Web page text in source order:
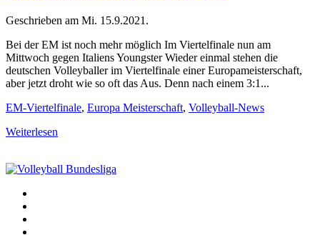
Geschrieben am Mi. 15.9.2021 .
Bei der EM ist noch mehr möglich Im Viertelfinale nun am
Mittwoch gegen Italiens Youngster Wieder einmal stehen die
deutschen Volleyballer im Viertelfinale einer Europameisterschaft,
aber jetzt droht wie so oft das Aus. Denn nach einem 3:1...
EM-Viertelfinale, Europa Meisterschaft, Volleyball-News
Weiterlesen